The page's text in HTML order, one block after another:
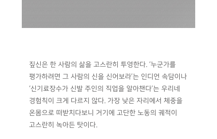
짚신은 한 사람의 삶을 고스란히 투영한다. ‘누군가를
평가하려면 그 사람의 신을 신어보라’는 인디언 속담이나
‘신기료장수가 신발 주인의 직업을 알아챈다’는 우리네
경험칙이 크게 다르지 않다. 가장 낮은 자리에서 체중을
온몸으로 떠받치다보니 거기에 고단한 노동의 궤적이
고스란히 녹아든 탓이다.